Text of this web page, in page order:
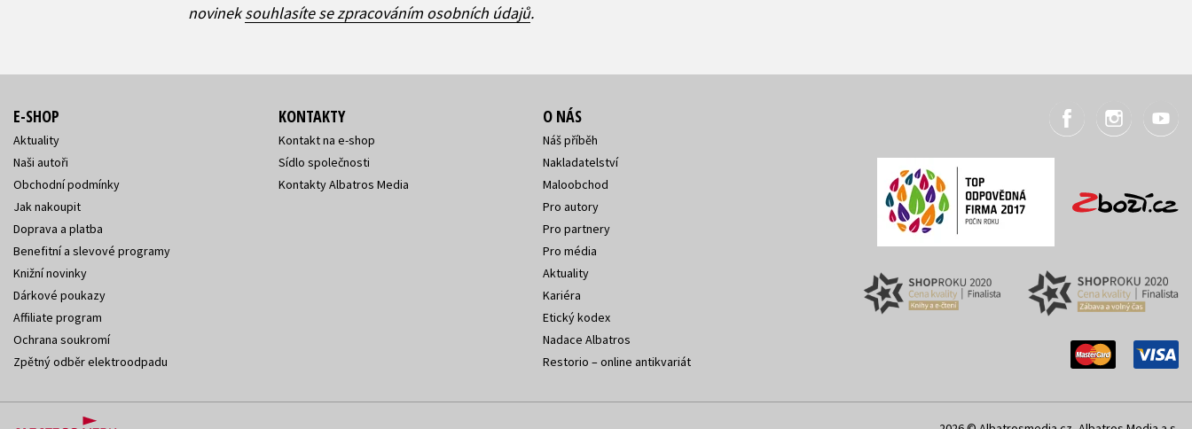
novineksouhlasíte se zpracováním osobních údajů.
E-SHOP
Aktuality
Naši autoři
Obchodní podmínky
Jak nakoupit
Doprava a platba
Benefitní a slevové programy
Knižní novinky
Dárkové poukazy
Affiliate program
Ochrana soukromí
Zpětný odběr elektroodpadu
KONTAKTY
Kontakt na e-shop
Sídlo společnosti
Kontakty Albatros Media
O NÁS
Náš příběh
Nakladatelství
Maloobchod
Pro autory
Pro partnery
Pro média
Aktuality
Kariéra
Etický kodex
Nadace Albatros
Restorio – online antikvariát